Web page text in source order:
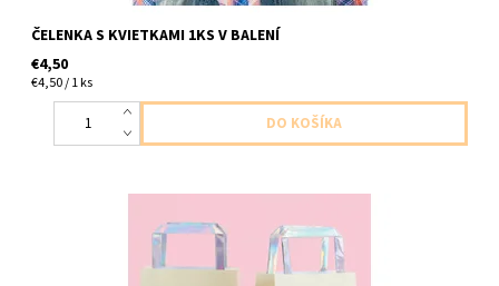
ČELENKA S KVIETKAMI 1KS V BALENÍ
€4,50
€4,50 / 1 ks
papierové taštičky meniace sa na svetle pastelove 5ks v balení
velkost 15 x 27x 9cm